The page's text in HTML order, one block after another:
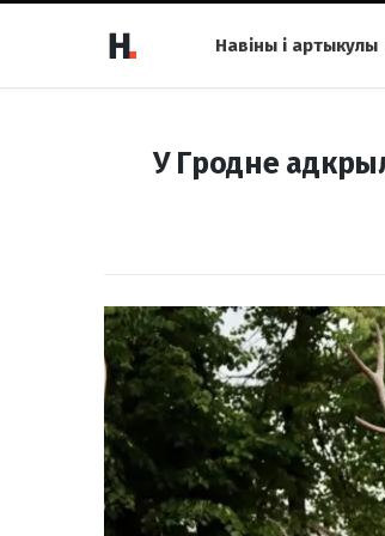
Навіны і артыкулы
У Гродне